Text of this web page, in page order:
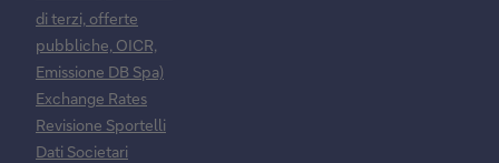
di terzi, offerte
pubbliche, OICR,
Emissione DB Spa)
Exchange Rates
Revisione Sportelli
Dati Societari